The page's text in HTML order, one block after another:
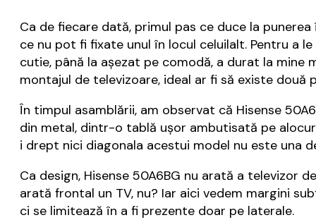
Ca de fiecare dată, primul pas ce duce la
ce nu pot fi fixate unul în locul celuilalt. Pentru a
cutie, până la așezat pe comodă, a durat la mine
montajul de televizoare, ideal ar fi să existe două
În timpul asamblării, am observat că Hisense
din metal, dintr-o tablă ușor ambutisată pe
i drept nici diagonala acestui model nu este una
Ca design, Hisense 50A6BG nu arată a televizor
arată frontal un TV, nu? Iar aici vedem margini
ci se limitează în a fi prezente doar pe laterale.